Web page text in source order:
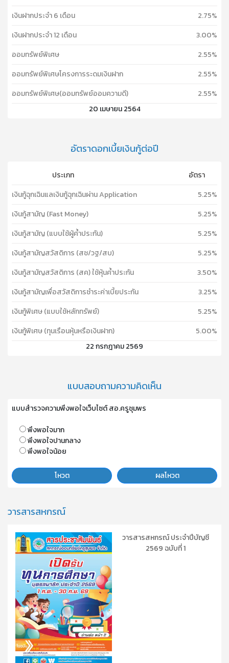
เงินฝากประจำ 6 เดือน
2.75%
เงินฝากประจำ 12 เดือน
3.00%
ออมทรัพย์พิเศษ
2.55%
ออมทรัพย์พิเศษโครงการระดมเงินฝาก
2.55%
ออมทรัพย์พิเศษ(ออมทรัพย์ออมความดี)
2.55%
20 เมษายน 2564
อัตราดอกเบี้ยเงินกู้ต่อปี
ประเภท
อัตรา
เงินกู้ฉุกเฉินแลเงินกู้ฉุกเฉินผ่าน Application
5.25%
เงินกู้สามัญ (Fast Money)
5.25%
เงินกู้สามัญ (แบบใช้ผู้ค้ำประกัน)
5.25%
เงินกู้สามัญสวัสดิการ (สช/วฐ/สบ)
5.25%
เงินกู้สามัญสวัสดิการ (สค) ใช้หุ้นค้ำประกัน
3.50%
เงินกู้สามัญเพื่อสวัสดิการชำระค่าเบี้ยประกัน
3.25%
เงินกู้พิเศษ (แบบใช้หลักทรัพย์)
5.25%
เงินกู้พิเศษ (ทุนเรือนหุ้นหรือเงินฝาก)
5.00%
22 กรกฎาคม 2569
แบบสอบถามความคิดเห็น
แบบสำรวจความพึงพอใจเว็บไซต์ สอ.ครูชุมพร
พึงพอใจมาก
พึงพอใจปานกลาง
พึงพอใจน้อย
โหวต ผลโหวต
วารสารสหกรณ์
วารสารสหกรณ์ ประจำปีบัญชี
2569 ฉบับที่ 1